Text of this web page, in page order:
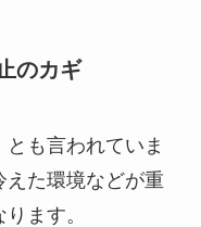
のカギ
も言われていま
た環境などが重
ます。